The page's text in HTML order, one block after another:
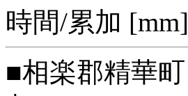
時間/累加 [mm]
■相楽郡精華町